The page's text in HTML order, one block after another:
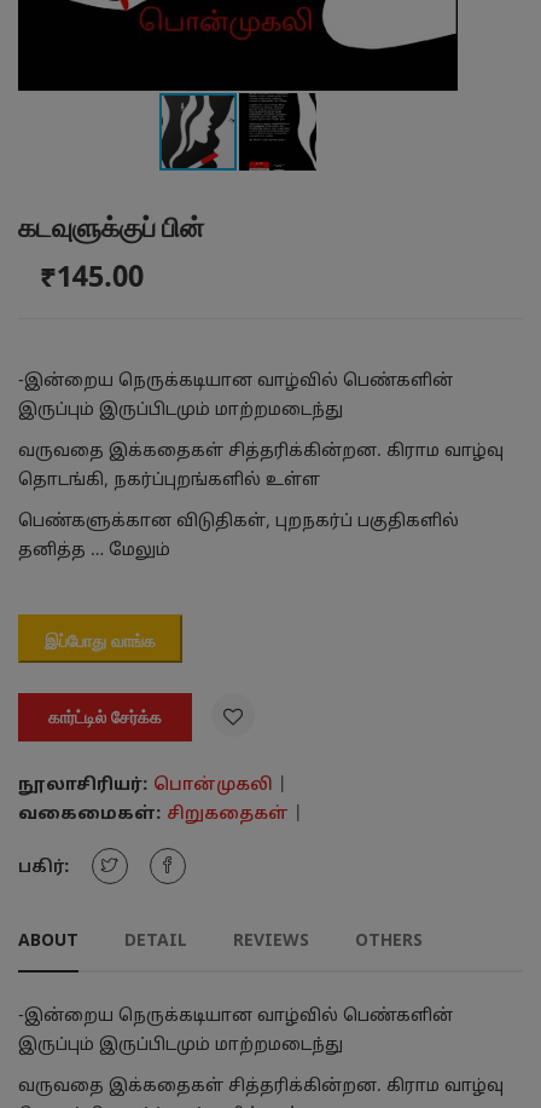
கடவுளுக்குப் பின்
₹145.00
-இன்றைய நெருக்கடியான வாழ்வில் பெண்களின்
இருப்பும் இருப்பிடமும் மாற்றமடைந்து
வருவதை இக்கதைகள் சித்தரிக்கின்றன. கிராம வாழ்வு
தொடங்கி, நகர்ப்புறங்களில் உள்ள
பெண்களுக்கான விடுதிகள், புறநகர்ப் பகுதிகளில்
தனித்த … மேலும்
இப்போது வாங்க
கார்ட்டில் சேர்க்க 
நூலாசிரியர்: பொன்முகலி
வகைமைகள்: சிறுகதைகள்
பகிர்:
ABOUT DETAIL REVIEWS OTHERS
-இன்றைய நெருக்கடியான வாழ்வில் பெண்களின்
இருப்பும் இருப்பிடமும் மாற்றமடைந்து
வருவதை இக்கதைகள் சித்தரிக்கின்றன. கிராம வாழ்வு